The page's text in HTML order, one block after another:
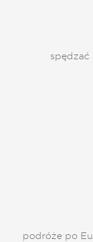
podróże po
spędzać